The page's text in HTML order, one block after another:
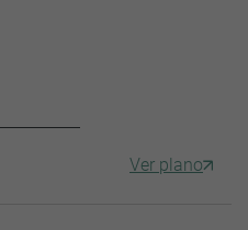
Ver plano